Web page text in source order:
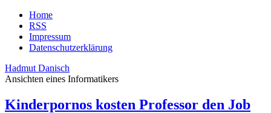
Home
RSS
Impressum
Datenschutzerklärung
Hadmut Danisch
Ansichten eines Informatikers
Kinderpornos kosten Professor den Job